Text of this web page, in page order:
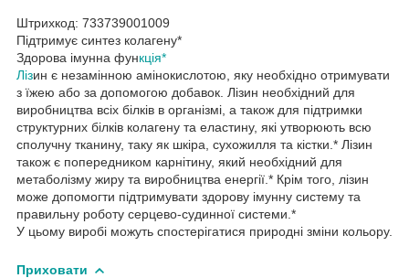
Штрихкод: 733739001009
Підтримує синтез колагену*
Здорова імунна функція*
Лізин є незамінною амінокислотою, яку необхідно отримувати
з їжею або за допомогою добавок. Лізин необхідний для
виробництва всіх білків в організмі, а також для підтримки
структурних білків колагену та еластину, які утворюють всю
сполучну тканину, таку як шкіра, сухожилля та кістки.* Лізин
також є попередником карнітину, який необхідний для
метаболізму жиру та виробництва енергії.* Крім того, лізин
може допомогти підтримувати здорову імунну систему та
правильну роботу серцево-судинної системи.*
У цьому виробі можуть спостерігатися природні зміни кольору.
Приховати